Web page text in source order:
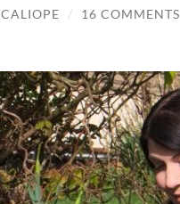
CALIOPE / 16 COMMENTS